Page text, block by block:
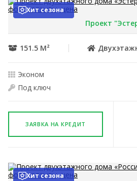
Хит сезона
Проект
151.5 М²
Эконом
Под ключ
ЗАЯВКА НА КРЕДИТ
Хит сезона